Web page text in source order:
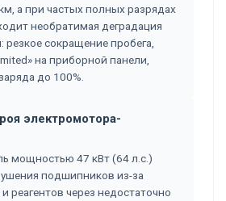
а при частых полных разрядах
необратимая деградация
сокращение пробега,
на приборной панели,
до 100%.
электромотора-
мощностью 47 кВт (64 л.с.)
подшипников из-за
реагентов через недостаточно